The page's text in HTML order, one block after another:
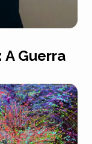
Guerra